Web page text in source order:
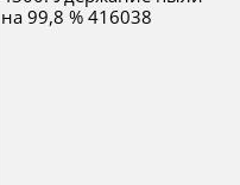
на 99,8 % 416038